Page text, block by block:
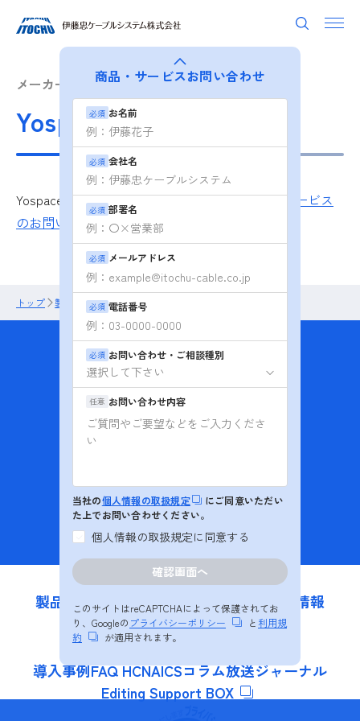
メーカー別から探す
Yospace
Yospace製品の詳しい情報については、商品・サービス
のお問い合わせよりお問い合わせください。
商品・サービスお問い合わせ
必須 お名前
必須 会社名
必須 部署名
必須 メールアドレス
必須 電話番号
必須 お問い合わせ・ご相談種別
任意 お問い合わせ内容
当社の個人情報の取扱規定
にご同意いただい
た上でお問い合わせください。
個人情報の取扱規定に同意する
このサイトはreCAPTCHAによって保護されてお
り、Googleの プライバシーポリシー と利用規
約
が適用されます。
トップ 製品・ソリューション
商品・サービスの
お問い合わせ
資料ダウンロード
OTT (動画配信)
ソリューション紹介
製品・ソリューション私たちの強み更新情報
会社情報採用情報
導入事例FAQ HCNAICSコラム放送ジャーナル
Editing Support BOX